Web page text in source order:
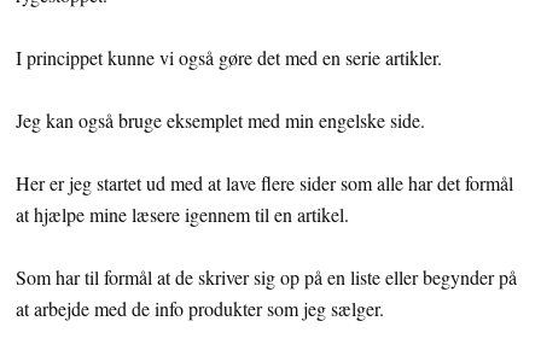
I princippet kunne vi også gøre det med en serie artikler.
Jeg kan også bruge eksemplet med min engelske side.
Her er jeg startet ud med at lave flere sider som alle har det formål
at hjælpe mine læsere igennem til en artikel.
Som har til formål at de skriver sig op på en liste eller begynder på
at arbejde med de info produkter som jeg sælger.